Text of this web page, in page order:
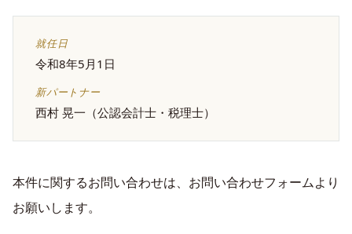
就任日
令和8年5月1日
新パートナー
西村 晃一（公認会計士・税理士）
本件に関するお問い合わせは、お問い合わせフォームより
お願いします。